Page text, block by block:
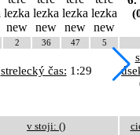
2 36 47 5
strelecký čas: 1:29
v stoji: ()